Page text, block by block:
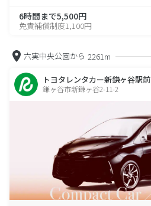
6時間まで5,500円
免責補償制度1,100円
六実中央公園から 2261m
トヨタレンタカー新鎌ヶ谷駅前
鎌ヶ谷市新鎌ヶ谷2-11-2